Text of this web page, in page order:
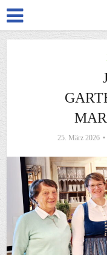
25. März 2026